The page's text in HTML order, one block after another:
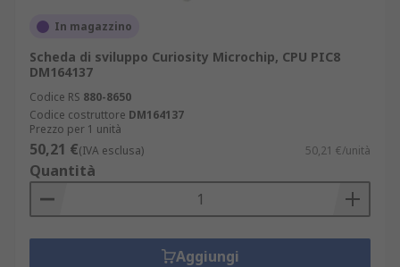
In magazzino
Scheda di sviluppo Curiosity Microchip, CPU PIC8
DM164137
Codice RS 880-8650
Codice costruttore DM164137
Prezzo per 1 unità
50,21 €(IVA esclusa) 50,21 €/unità
Quantità
Aggiungi